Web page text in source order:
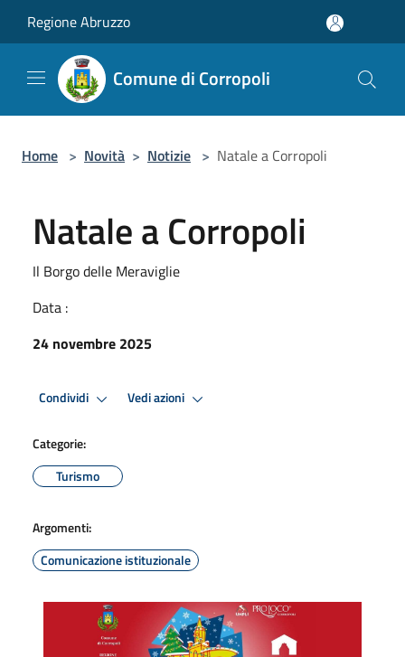
Regione Abruzzo
Comune di Corropoli
Home > Novità > Notizie > Natale a Corropoli
Natale a Corropoli
Il Borgo delle Meraviglie
Data :
24 novembre 2025
Condividi Vedi azioni
Categorie:
Turismo
Argomenti:
Comunicazione istituzionale